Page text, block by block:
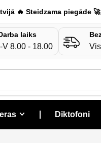
🔥 Steidzama piegāde 🚀
laiks
I-V 8.00 - 18.00
Diktofoni